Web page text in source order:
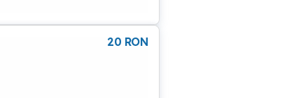
20 RON